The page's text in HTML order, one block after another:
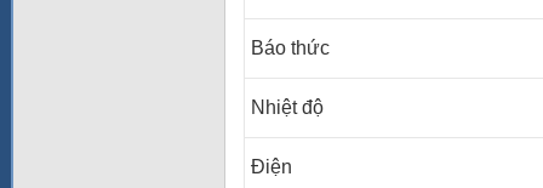
Báo thức
Nhiệt độ
Điện